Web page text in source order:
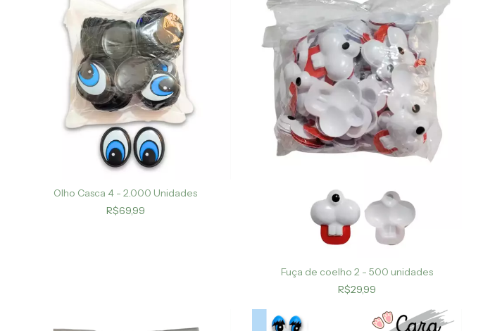
Olho Casca 4 - 2.000 Unidades
R$69,99
Fuça de coelho 2 - 500 unidades
R$29,99